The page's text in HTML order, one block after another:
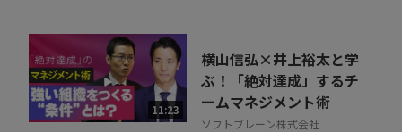
11:23
横山信弘×井上裕太と学
ぶ！「絶対達成」するチ
ームマネジメント術
ソフトブレーン株式会社